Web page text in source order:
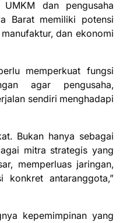
dan pengusaha
Barat memiliki potensi
dan ekonomi
memperkuat fungsi
agar pengusaha,
sendiri menghadapi
Bukan hanya sebagai
mitra strategis yang
memperluas jaringan,
konkret antaranggota,”
kepemimpinan yang